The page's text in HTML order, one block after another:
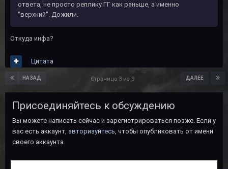
ответа, не просто реплику ГГ как раньше, а именно
"верхний". Дожили.
Откуда инфа?
Цитата
НАЗАД ДАЛЕЕ
Страница 3 из 9
Присоединяйтесь к обсуждению
Вы можете написать сейчас и зарегистрироваться позже. Если у
вас есть аккаунт, авторизуйтесь, чтобы опубликовать от имени
своего аккаунта.